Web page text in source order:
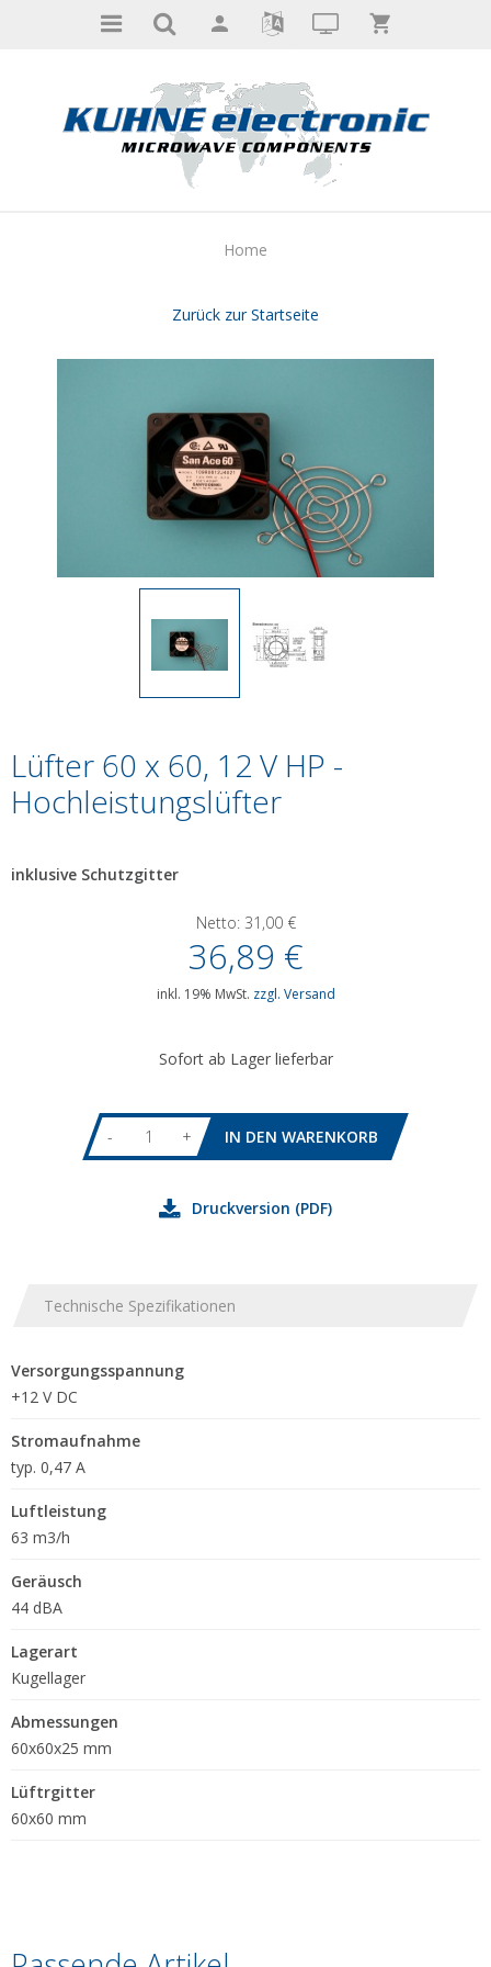
Home
Zurück zur Startseite
Lüfter 60 x 60, 12 V HP -
Hochleistungslüfter
inklusive Schutzgitter
Netto: 31,00 €
36,89 €
inkl. 19% MwSt. zzgl. Versand
Sofort ab Lager lieferbar
- +
Druckversion (PDF)
Technische Spezifikationen
Versorgungsspannung
+12 V DC
Stromaufnahme
typ. 0,47 A
Luftleistung
63 m3/h
Geräusch
44 dBA
Lagerart
Kugellager
Abmessungen
60x60x25 mm
Lüftrgitter
60x60 mm